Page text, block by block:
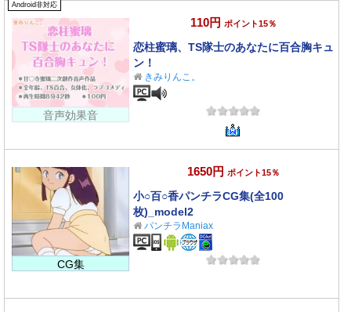
Android非対応
音声効果音
110円 ポイント15％
恋柱蜜璃、TS隊士のあなたに百合胸キュ
ン！
きみりんこ。
CG集
1650円 ポイント15％
小○百○香パンチラCG集(全100
枚)_model2
パンチラManiax